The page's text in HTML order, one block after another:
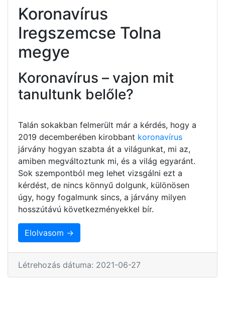
Koronavírus
Iregszemcse Tolna
megye
Koronavírus – vajon mit
tanultunk belőle?
Talán sokakban felmerült már a kérdés, hogy a
2019 decemberében kirobbant koronavírus
járvány hogyan szabta át a világunkat, mi az,
amiben megváltoztunk mi, és a világ egyaránt.
Sok szempontból meg lehet vizsgálni ezt a
kérdést, de nincs könnyű dolgunk, különösen
úgy, hogy fogalmunk sincs, a járvány milyen
hosszútávú következményekkel bír.
Elolvasom →
Létrehozás dátuma: 2021-06-27